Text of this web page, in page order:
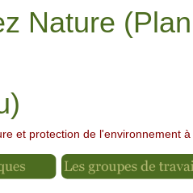
Nature
et protection de l'environnement